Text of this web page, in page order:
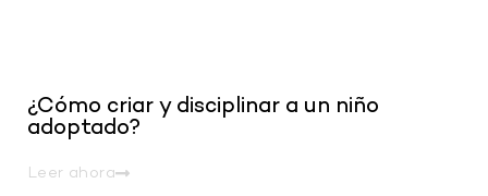
¿Cómo criar y disciplinar a un niño
adoptado?
Leer ahora